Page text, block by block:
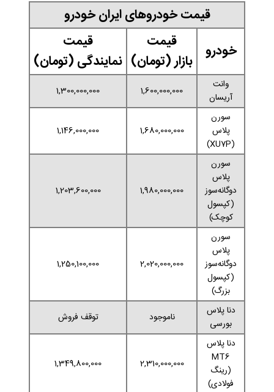
قیمت خودروهای ایران خودرو
خودرو
قیمت
بازار (تومان)
قیمت
نمایندگی (تومان)
وانت
آریسان
1,600,000,000
1,300,000,000
سورن
پلاس
(XU7P)
1,680,000,000
1,146,000,000
سورن
پلاس
دوگانه‌سوز
(کپسول
کوچک)
1,980,000,000
1,203,600,000
سورن
پلاس
دوگانه‌سوز
(کپسول
بزرگ)
2,020,000,000
1,250,100,000
دنا پلاس
بورسی
ناموجود
توقف فروش
دنا پلاس
MT6
(رینگ
فولادی)
2,310,000,000
1,349,800,000